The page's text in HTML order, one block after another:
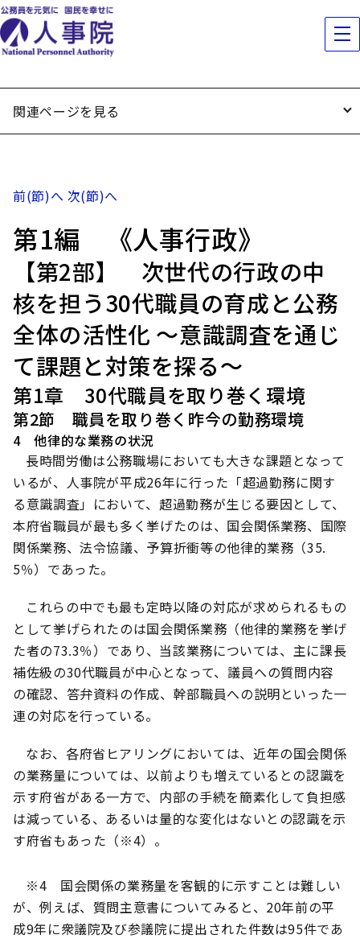
関連ページを見る
前(節)へ 次(節)へ
第1編 《人事行政》
【第2部】 次世代の行政の中
核を担う30代職員の育成と公務
全体の活性化 ～意識調査を通じ
て課題と対策を探る～
第1章 30代職員を取り巻く環境
第2節 職員を取り巻く昨今の勤務環境
4 他律的な業務の状況
長時間労働は公務職場においても大きな課題となって
いるが、人事院が平成26年に行った「超過勤務に関す
る意識調査」において、超過勤務が生じる要因として、
本府省職員が最も多く挙げたのは、国会関係業務、国際
関係業務、法令協議、予算折衝等の他律的業務（35.
5％）であった。
これらの中でも最も定時以降の対応が求められるもの
として挙げられたのは国会関係業務（他律的業務を挙げ
た者の73.3％）であり、当該業務については、主に課長
補佐級の30代職員が中心となって、議員への質問内容
の確認、答弁資料の作成、幹部職員への説明といった一
連の対応を行っている。
なお、各府省ヒアリングにおいては、近年の国会関係
の業務量については、以前よりも増えているとの認識を
示す府省がある一方で、内部の手続を簡素化して負担感
は減っている、あるいは量的な変化はないとの認識を示
す府省もあった（※4）。
※4 国会関係の業務量を客観的に示すことは難しい
が、例えば、質問主意書についてみると、20年前の平
成9年に衆議院及び参議院に提出された件数は95件であ